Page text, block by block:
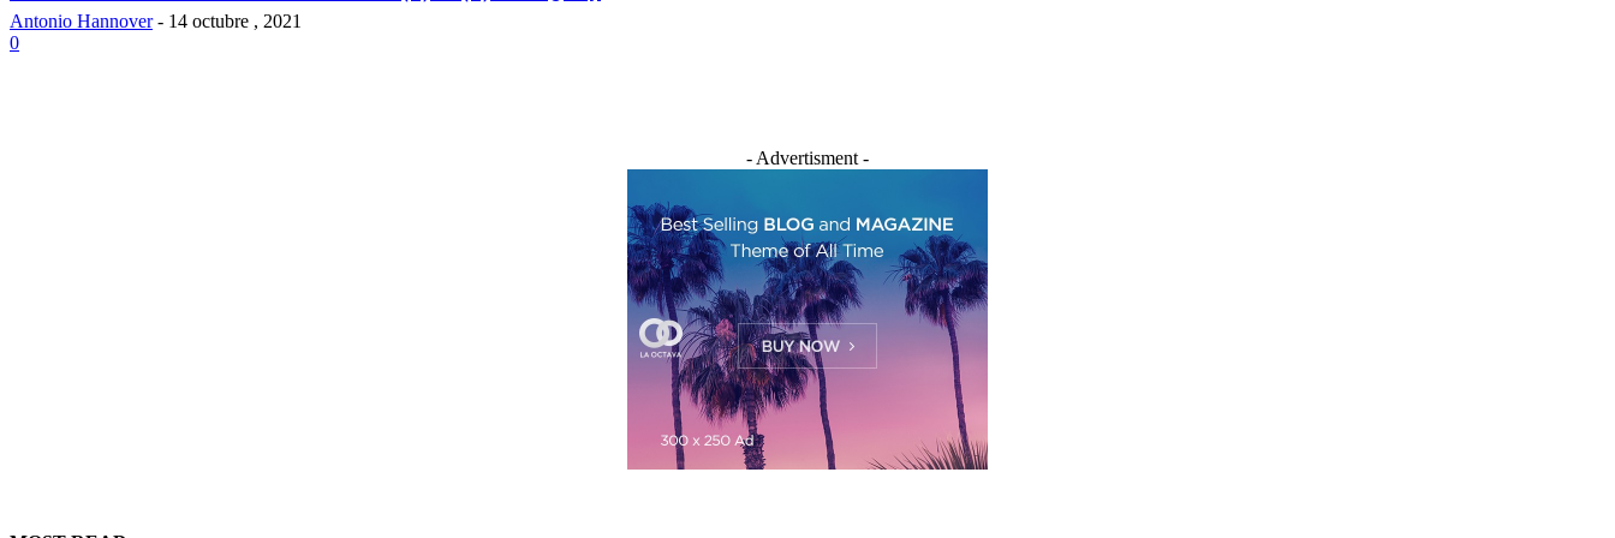
Antonio Hannover - 14 octubre , 2021
0
- Advertisment -